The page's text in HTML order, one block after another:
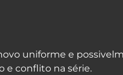
uniforme e
e conflito na série.